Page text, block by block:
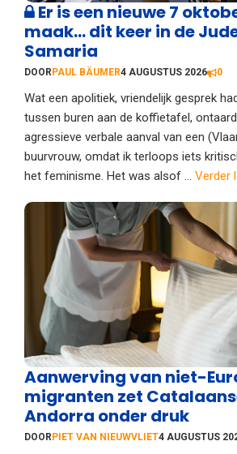
Er is een nieuwe 7
maak… dit keer in de
Samaria
DOOR PAUL BÄUMER4 AUGUSTUS 2026 0
Wat een apolitiek, vriendelijk gesprek
tussen buren aan de koffietafel,
agressieve verbale aanval van een
buurvrouw, omdat ik terloops iets
het feminisme. Het was alsof ... Verder
Aanwerving van niet-
migranten zet
Andorra onder druk
DOORPIET VAN NIEUWVLIET4 AUGUSTUS